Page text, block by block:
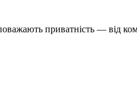
приватність — від